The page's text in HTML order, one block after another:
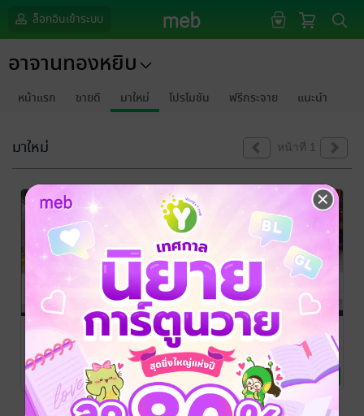
ล็อกอินเข้าระบบ
อาจานทองหยิบ
หน้าแรก ขายดี มาใหม่ โปรโมชัน ฟรีกระจาย แนะนำ
มาใหม่ หน้าที่ 1
Air
Conditioning
and
Ventilation
Nopparat Katkhaw
/ อาจานทองหยิบ
วิศวกรรมศาสตร์
1 Rating
การปรับอากาศ
2
นพรัตน์ เกตุขาว/
อาจานทองหยิบ
วิศวกรรมศาสตร์
2 Rating
การปรับอากาศ
1
นพรัตน์ เกตุขาว
อาจานทองหยิบ
วิศวกรรมศาสตร์
5 Rating